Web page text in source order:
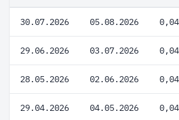
30.07.2026 05.08.2026
29.06.2026 03.07.2026
28.05.2026 02.06.2026
29.04.2026 04.05.2026